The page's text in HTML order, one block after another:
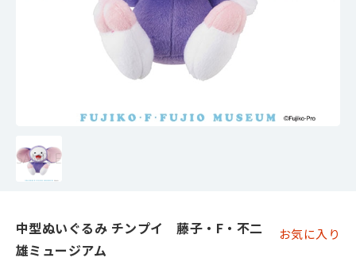
中型ぬいぐるみ チンプイ 藤子・F・不二
雄ミュージアム
お気に入り